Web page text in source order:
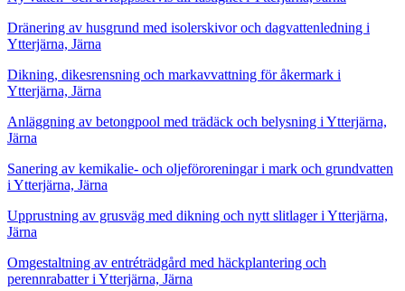
Dränering av husgrund med isolerskivor och dagvattenledning i
Ytterjärna, Järna
Dikning, dikesrensning och markavvattning för åkermark i
Ytterjärna, Järna
Anläggning av betongpool med trädäck och belysning i Ytterjärna,
Järna
Sanering av kemikalie- och oljeföroreningar i mark och grundvatten
i Ytterjärna, Järna
Upprustning av grusväg med dikning och nytt slitlager i Ytterjärna,
Järna
Omgestaltning av entréträdgård med häckplantering och
perennrabatter i Ytterjärna, Järna